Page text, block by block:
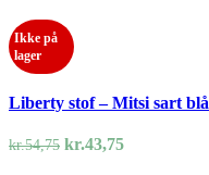
Ikke på
lager
Liberty stof – Mitsi sart blå
kr.54,75 Den
kr.43,75Den